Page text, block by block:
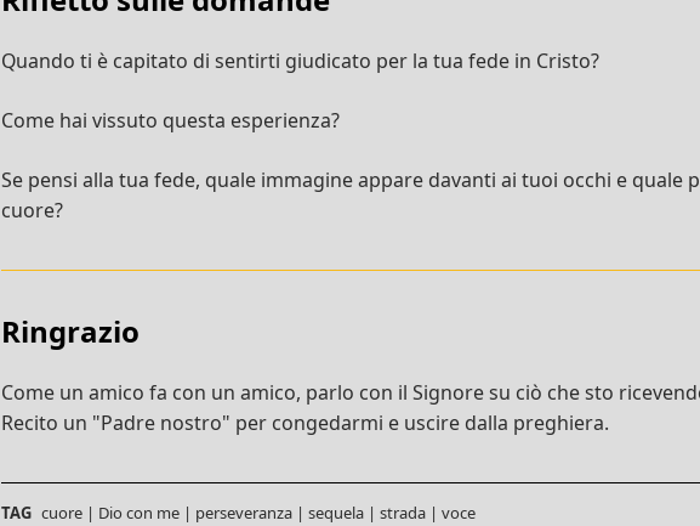
Quando ti è capitato di sentirti giudicato per la tua fede in Cristo?
Come hai vissuto questa esperienza?
Se pensi alla tua fede, quale immagine appare davanti ai tuoi occhi e quale
cuore?
Ringrazio
Come un amico fa con un amico, parlo con il Signore su ciò che sto
Recito un "Padre nostro" per congedarmi e uscire dalla preghiera.
TAG cuore | Dio con me | perseveranza | sequela | strada | voce